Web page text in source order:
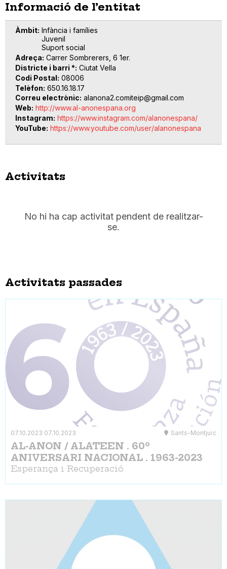
Informació de l’entitat
Àmbit Infància i famílies
Juvenil
Suport social
Adreça Carrer Sombrerers, 6 1er.
Districte i barri * Ciutat Vella
Codi Postal 08006
Telèfon 650.16.18.17
Correu electrònic alanona2.comiteip@gmail.com
Web http://www.al-anonespana.org
Instagram https://www.instagram.com/alanonespana/
YouTube https://www.youtube.com/user/alanonespana
Activitats
No hi ha cap activitat pendent de realitzar-
se.
Activitats passades
07.10.2023 07.10.2023 Sants-Montjuïc
AL-ANON / ALATEEN . 60º
ANIVERSARI NACIONAL . 1963-2023
Esperança i Recuperació